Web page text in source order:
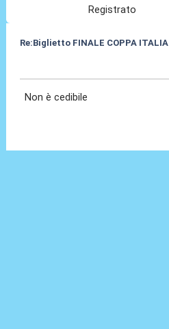
Registrato
Re:Biglietto FINALE COPPA ITALIA
Non è cedibile